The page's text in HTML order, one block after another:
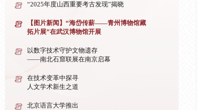
“2025年度山西重要考古发现”揭晓
【图片新闻】“海岱传薪——青州博物馆藏
拓片展”在武汉博物馆开展
以数字技术守护文物遗存
——南北石窟联展在南京启幕
在技术变革中探寻
人文学术新生之道
北京语言大学推出